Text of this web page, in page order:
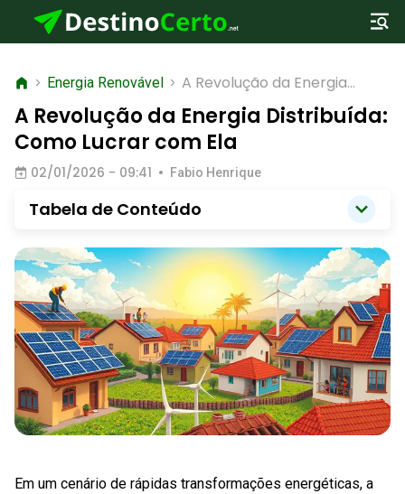
> Energia Renovável > A Revolução da Energia
Distribuída: Como Lucrar
com Ela
A Revolução da Energia Distribuída:
Como Lucrar com Ela
02/01/2026 - 09:41 • Fabio Henrique
Tabela de Conteúdo
Em um cenário de rápidas transformações energéticas, a